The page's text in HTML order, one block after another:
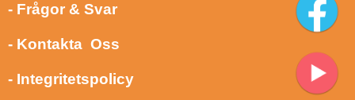
- Frågor & Svar
- Kontakta Oss
- Integritetspolicy